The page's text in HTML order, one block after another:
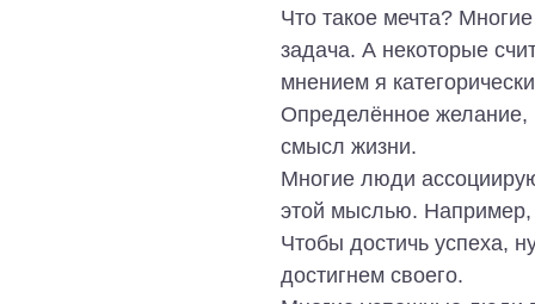
Что такое мечта?
задача. А некоторые
мнением я
Определённое желание,
смысл жизни.
Многие люди
этой мыслью. Например,
Чтобы достичь успеха,
достигнем своего.